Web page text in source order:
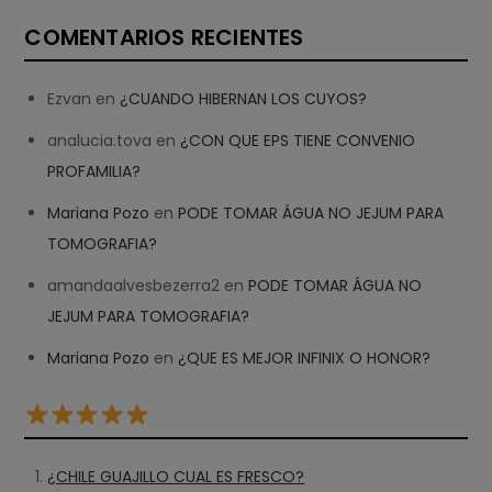
COMENTARIOS RECIENTES
Ezvan en ¿CUANDO HIBERNAN LOS CUYOS?
analucia.tova en ¿CON QUE EPS TIENE CONVENIO
PROFAMILIA?
Mariana Pozo enPODE TOMAR ÁGUA NO JEJUM PARA
TOMOGRAFIA?
amandaalvesbezerra2 enPODE TOMAR ÁGUA NO
JEJUM PARA TOMOGRAFIA?
Mariana Pozo en ¿QUE ES MEJOR INFINIX O HONOR?
¿CHILE GUAJILLO CUAL ES FRESCO?